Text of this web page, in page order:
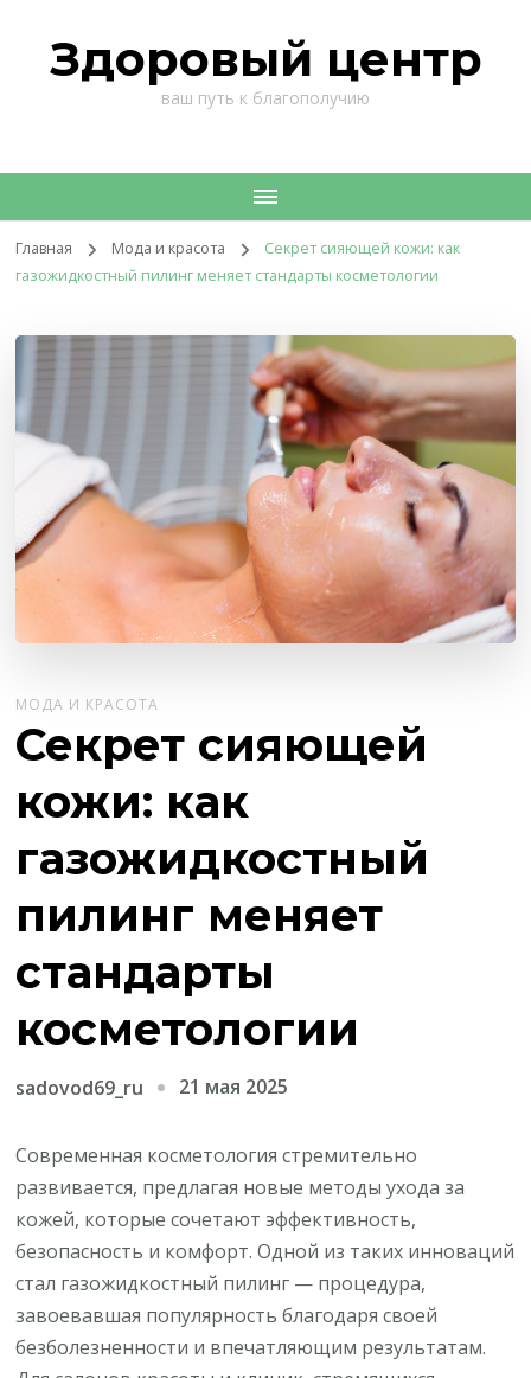
Здоровый центр
ваш путь к благополучию
Главная Мода и красота
Секрет сияющей кожи: как
газожидкостный пилинг меняет стандарты косметологии
МОДА И КРАСОТА
Секрет сияющей
кожи: как
газожидкостный
пилинг меняет
стандарты
косметологии
sadovod69_ru 21 мая 2025
Современная косметология стремительно
развивается, предлагая новые методы ухода за
кожей, которые сочетают эффективность,
безопасность и комфорт. Одной из таких инноваций
стал газожидкостный пилинг — процедура,
завоевавшая популярность благодаря своей
безболезненности и впечатляющим результатам.